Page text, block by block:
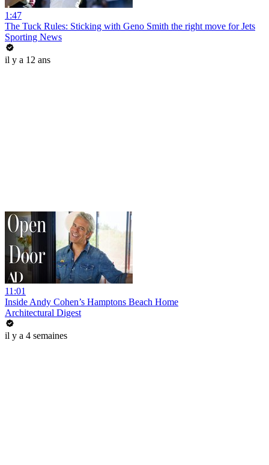
1:47
The Tuck Rules: Sticking with Geno Smith the right move for Jets
Sporting News
il y a 12 ans
11:01
Inside Andy Cohen’s Hamptons Beach Home
Architectural Digest
il y a 4 semaines